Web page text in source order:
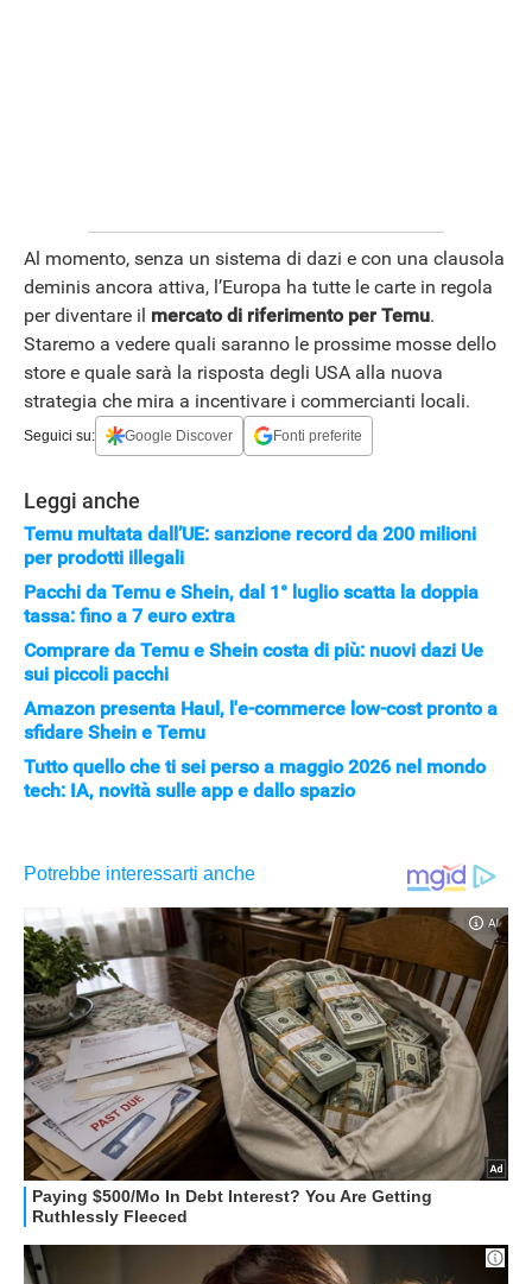
Al momento, senza un sistema di dazi e con una clausola
deminis ancora attiva, l’Europa ha tutte le carte in regola
per diventare il mercato di riferimento per Temu.
Staremo a vedere quali saranno le prossime mosse dello
store e quale sarà la risposta degli USA alla nuova
strategia che mira a incentivare i commercianti locali.
Seguici su: Google Discover Fonti preferite
Leggi anche
Temu multata dall’UE: sanzione record da 200 milioni
per prodotti illegali
Pacchi da Temu e Shein, dal 1° luglio scatta la doppia
tassa: fino a 7 euro extra
Comprare da Temu e Shein costa di più: nuovi dazi Ue
sui piccoli pacchi
Amazon presenta Haul, l'e-commerce low-cost pronto a
sfidare Shein e Temu
Tutto quello che ti sei perso a maggio 2026 nel mondo
tech: IA, novità sulle app e dallo spazio